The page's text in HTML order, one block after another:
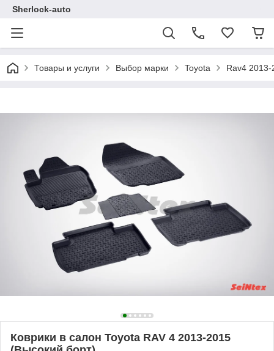
Sherlock-auto
Товары и услуги Выбор марки Toyota Rav4 2013-
Коврики в салон Toyota RAV 4 2013-2015